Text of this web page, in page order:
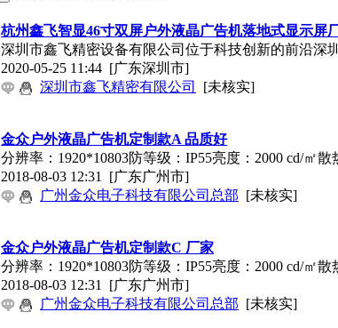
杭州鑫飞智显46寸双屏户外液晶广告机落地式显示屏
深圳市鑫飞精密设备有限公司位于科技创新的前沿深
2020-05-25 11:44 [广东深圳市]
深圳市鑫飞精密有限公司
[未核实]
金众户外液晶广告机定制款A 品质好
分辨率：1920*10803防等级：IP55亮度：2000 cd/㎡
2018-08-03 12:31 [广东广州市]
广州金众电子科技有限公司总部 [未核实]
金众户外液晶广告机定制款C 厂家
分辨率：1920*10803防等级：IP55亮度：2000 cd/㎡
2018-08-03 12:31 [广东广州市]
广州金众电子科技有限公司总部 [未核实]